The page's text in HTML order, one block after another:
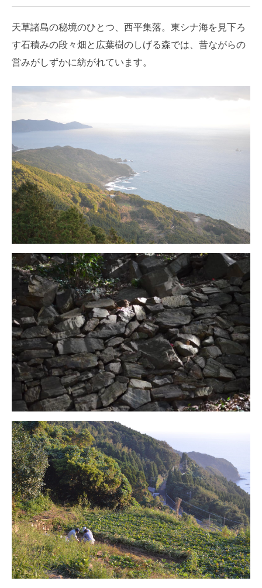
天草諸島の秘境のひとつ、西平集落。東シナ海を見下ろ
す石積みの段々畑と広葉樹のしげる森では、昔ながらの
営みがしずかに紡がれています。